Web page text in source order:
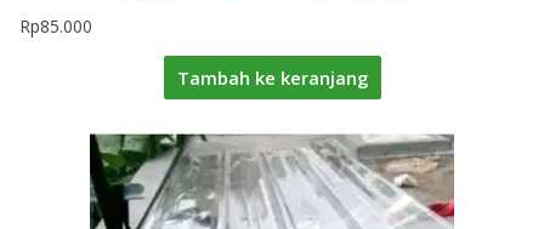
Rp85.000
Tambah ke keranjang